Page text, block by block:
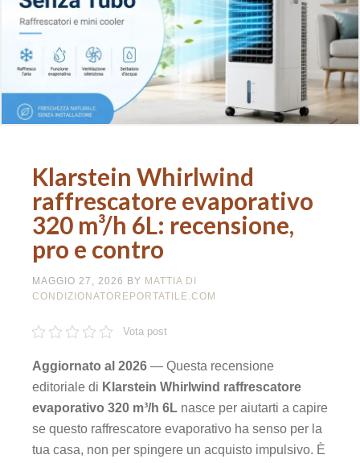
Klarstein Whirlwind
raffrescatore evaporativo
320 m³/h 6L: recensione,
pro e contro
MAGGIO 27, 2026 BY MATTIA DI
CONDIZIONATOREPORTATILE.COM
Vota post
Aggiornato al 2026 — Questa recensione
editoriale di Klarstein Whirlwind raffrescatore
evaporativo 320 m³/h 6L nasce per aiutarti a capire
se questo raffrescatore evaporativo ha senso per la
tua casa, non per spingere un acquisto impulsivo. È